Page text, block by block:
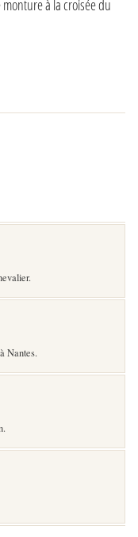
monture à la croisée du
Nantes.